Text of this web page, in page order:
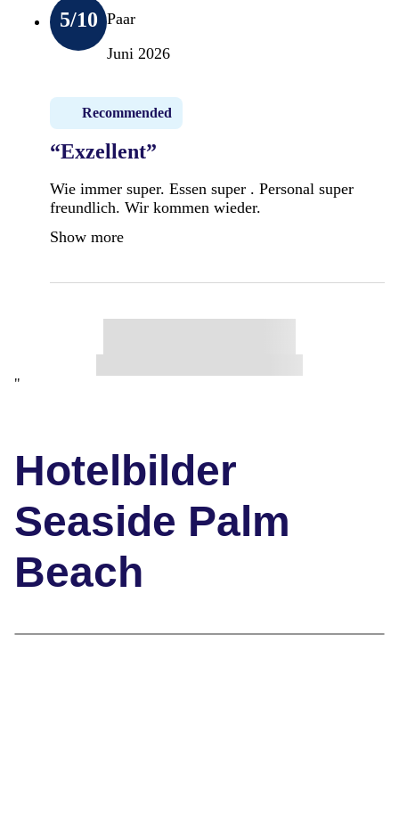
5/10 Paar
Juni 2026
Recommended
“Exzellent”
Wie immer super. Essen super . Personal super
freundlich. Wir kommen wieder.
Show more
"
Hotelbilder
Seaside Palm
Beach